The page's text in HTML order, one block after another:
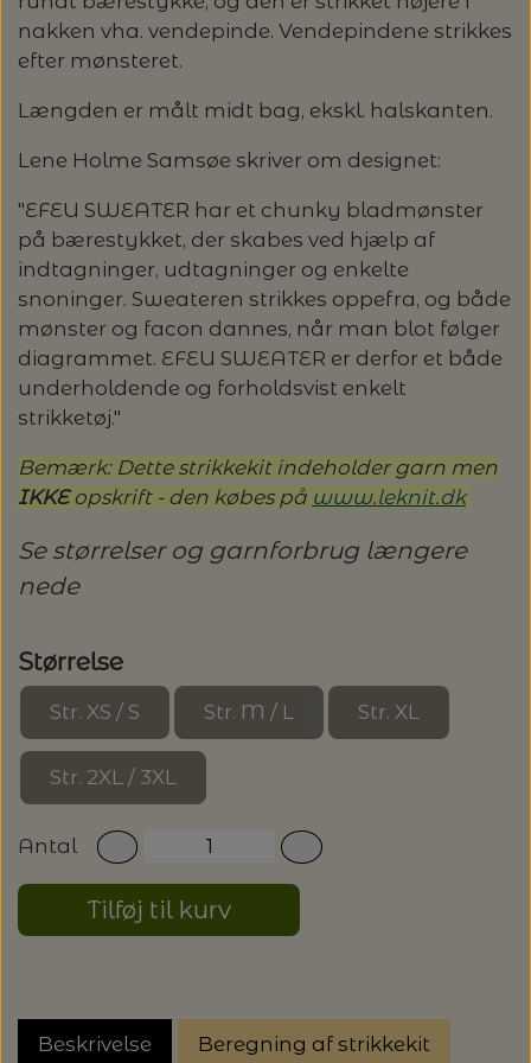
PASCUALI: NEPAL - SPAR 20%
POMP STITCH - BRODERI - SPAR 30-35%
PÅ ALLE KITS
SPAR 40% - GLERUPS STØVLER BØRN (STR.
19 - 23)
PERMIN: SPAR 30% PÅ ALLE
BALDYRE: UDVALGTE BRODERIER - SPAR
PASCUALI
RAUMA GARN
PERMIN
LENE HOLME SAMSØE - LEKNIT
MY FAVOURITE THINGS KNITWEAR
OTHER LOOPS
PETITEKNIT
RAUMA
SUSIE HAUMANN
MASKESTOPPERE
MASKEWIRES
OPSKRIFTHOLDER FRA KNITPRO -
MAGMA
SAKSE
SYTRÅD
nakken vha. vendepinde. Vendepindene strikkes
efter mønsteret.
Længden er målt midt bag, ekskl. halskanten.
Lene Holme Samsøe skriver om designet:
"EFEU SWEATER har et chunky bladmønster
på bærestykket, der skabes ved hjælp af
indtagninger, udtagninger og enkelte
snoninger. Sweateren strikkes oppefra, og både
mønster og facon dannes, når man blot følger
diagrammet. EFEU SWEATER er derfor et både
underholdende og forholdsvist enkelt
strikketøj."
Bemærk: Dette strikkekit indeholder garn men
IKKEopskrift - den købes på www.leknit.dk
Se størrelser og garnforbrug længere
nede
Størrelse
Str. XS / S Str. M / L Str. XL
Str. 2XL / 3XL
Antal
Tilføj til kurv
Beskrivelse Beregning af strikkekit